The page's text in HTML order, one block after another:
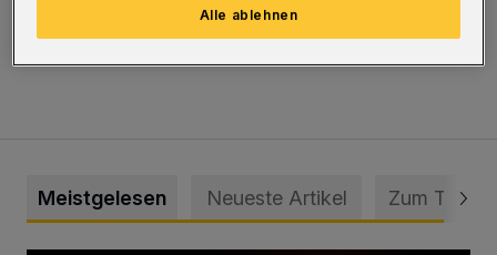
Biotonnen und die blauen Papiertonnen
Meistgelesen Neueste Artikel Zum Thema
Alle ablehnen